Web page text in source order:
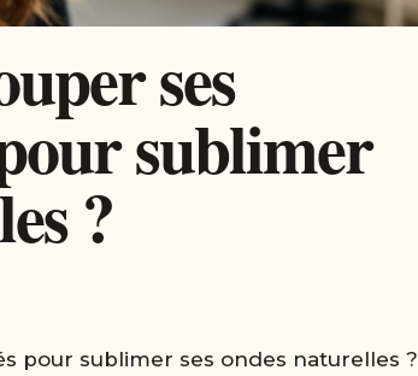
ses
sublimer
?
pour sublimer ses ondes naturelles ?